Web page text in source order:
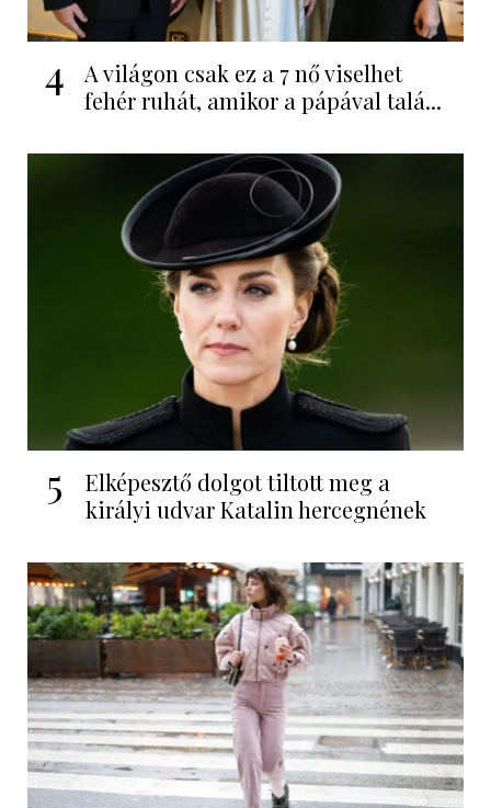
4
A világon csak ez a 7 nő viselhet
fehér ruhát, amikor a pápával talá...
5
Elképesztő dolgot tiltott meg a
királyi udvar Katalin hercegnének